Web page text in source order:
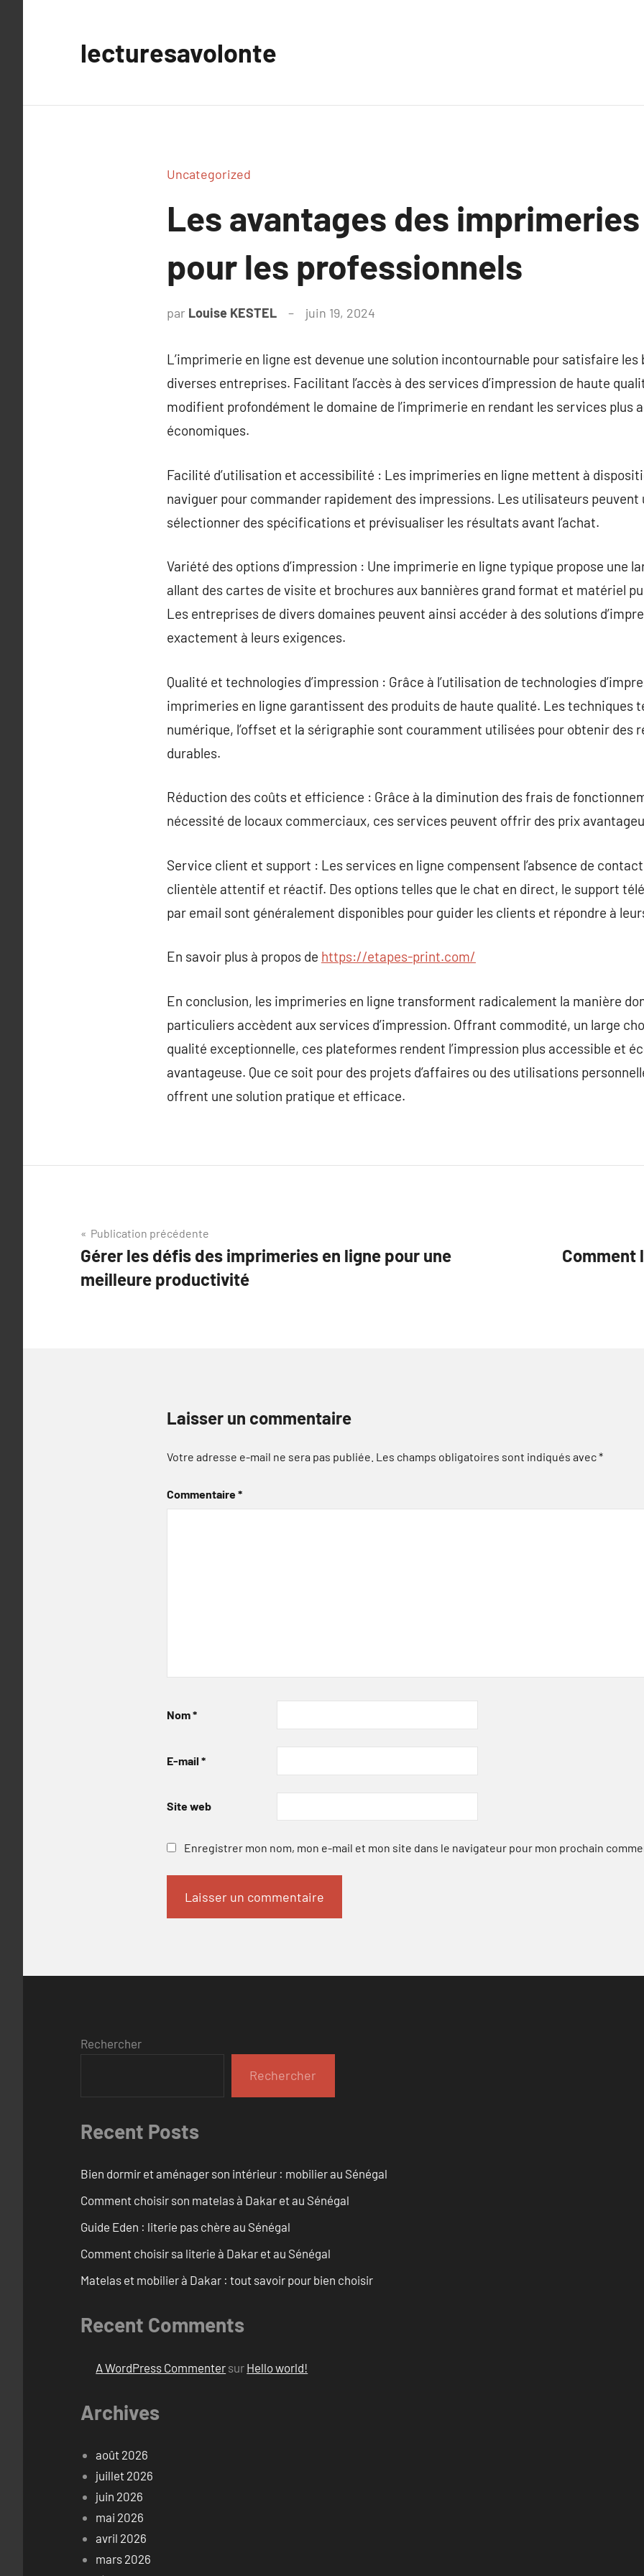
lecturesavolonte
Uncategorized
Les avantages des
pour les professionnels
par Louise KESTEL juin 19, 2024
L’imprimerie en ligne est devenue une solution incontournable pour satisfaire les
diverses entreprises. Facilitant l’accès à des services d’impression de haute
modifient profondément le domaine de l’imprimerie en rendant les services plus
économiques.
Facilité d’utilisation et accessibilité : Les imprimeries en ligne mettent à
naviguer pour commander rapidement des impressions. Les utilisateurs peuvent
sélectionner des spécifications et prévisualiser les résultats avant l’achat.
Variété des options d’impression : Une imprimerie en ligne typique propose une
allant des cartes de visite et brochures aux bannières grand format et matériel
Les entreprises de divers domaines peuvent ainsi accéder à des solutions
exactement à leurs exigences.
Qualité et technologies d’impression : Grâce à l’utilisation de technologies
imprimeries en ligne garantissent des produits de haute qualité. Les techniques
numérique, l’offset et la sérigraphie sont couramment utilisées pour obtenir des
durables.
Réduction des coûts et efficience : Grâce à la diminution des frais de
nécessité de locaux commerciaux, ces services peuvent offrir des prix
Service client et support : Les services en ligne compensent l’absence de
clientèle attentif et réactif. Des options telles que le chat en direct, le support
par email sont généralement disponibles pour guider les clients et répondre à
En savoir plus à propos de https://etapes-print.com/
En conclusion, les imprimeries en ligne transforment radicalement la manière
particuliers accèdent aux services d’impression. Offrant commodité, un large
qualité exceptionnelle, ces plateformes rendent l’impression plus accessible et
avantageuse. Que ce soit pour des projets d’affaires ou des utilisations
offrent une solution pratique et efficace.
Navigation
de
l’article
Publication précédente
Gérer les défis des imprimeries en ligne pour une
meilleure productivité
Comment
Laisser un commentaire
Votre adresse e-mail ne sera pas publiée. Les champs obligatoires sont indiqués avec*
Commentaire*
Nom*
E-mail *
Site web
Enregistrer mon nom, mon e-mail et mon site dans le navigateur pour mon prochain
Rechercher
Rechercher
Recent Posts
Bien dormir et aménager son intérieur : mobilier au Sénégal
Comment choisir son matelas à Dakar et au Sénégal
Guide Eden : literie pas chère au Sénégal
Comment choisir sa literie à Dakar et au Sénégal
Matelas et mobilier à Dakar : tout savoir pour bien choisir
Recent Comments
A WordPress Commenter sur Hello world!
Archives
août 2026
juillet 2026
juin 2026
mai 2026
avril 2026
mars 2026